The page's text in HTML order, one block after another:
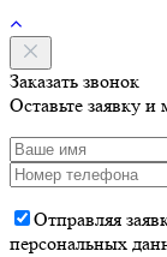
Заказать звонок
Оставьте заявку
Отправляя
персональных